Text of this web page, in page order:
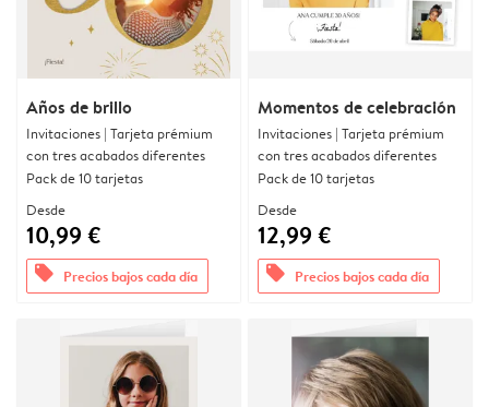
Años de brillo
Invitaciones | Tarjeta prémium
con tres acabados diferentes
Pack de 10 tarjetas
Desde
10,99 €
offers Precios bajos cada día
Momentos de celebración
Invitaciones | Tarjeta prémium
con tres acabados diferentes
Pack de 10 tarjetas
Desde
12,99 €
offers Precios bajos cada día